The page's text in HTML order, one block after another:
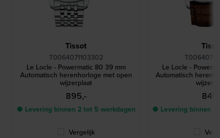
Tissot
T0064071103302
Le Locle - Powermatic 80 39 mm
Automatisch herenhorloge met open
wijzerplaat
895,-
● Levering binnen 2 tot 5 werkdagen
Vergelijk
Le Locle -
Automatisch
● Levering binnen